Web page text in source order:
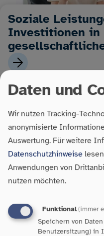
Soziale
Investitionen in
Armut in Baden-
Zahlen, Fakten
Handlungsbedarf
Daten und
Wir nutzen Tracking-
anonymisierte
Auswertung. Für weitere
Datenschutzhinweise
Anwendungen von
nutzen möchten.
Funktional(immer
Speichern von
Benutzersitzung) in